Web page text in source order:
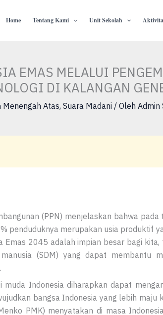
Home Tentang Kami Unit Sekolah
EMAS MELALUI
DI KALANGAN
Menengah Atas, Suara Madani / Oleh Admin
(PPN) menjelaskan bahwa
penduduknya merupakan usia produktif
Emas 2045 adalah impian besar bagi
(SDM) yang dapat membantu
muda Indonesia diharapkan dapat
bangsa Indonesia yang lebih maju
PMK) menyatakan di masa